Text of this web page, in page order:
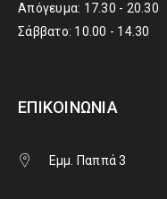
Απόγευμα: 17.30 - 20.30
Σάββατο: 10.00 - 14.30
ΕΠΙΚΟΙΝΩΝΊΑ
Εμμ. Παππά 3